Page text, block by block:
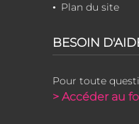
Plan du site
BESOIN
Pour toute
> Accéder au